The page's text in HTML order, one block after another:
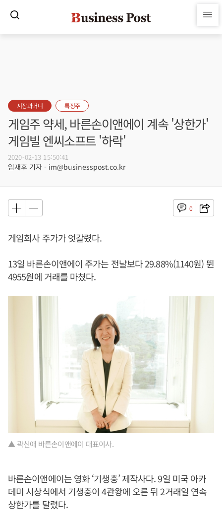
시장과머니 특징주
게임주 약세, 바른손이앤에이 계속 '상한가'
게임빌 엔씨소프트 '하락'
2020-02-13 15:50:41
임재후 기자 - im@businesspost.co.kr
0
게임회사 주가가 엇갈렸다.
13일 바른손이앤에이 주가는 전날보다 29.88%(1140원) 뛴
4955원에 거래를 마쳤다.
▲ 곽신애 바른손이앤에이 대표이사.
바른손이앤에이는 영화 ‘기생충’ 제작사다. 9일 미국 아카
데미 시상식에서 기생충이 4관왕에 오른 뒤 2거래일 연속
상한가를 달렸다.